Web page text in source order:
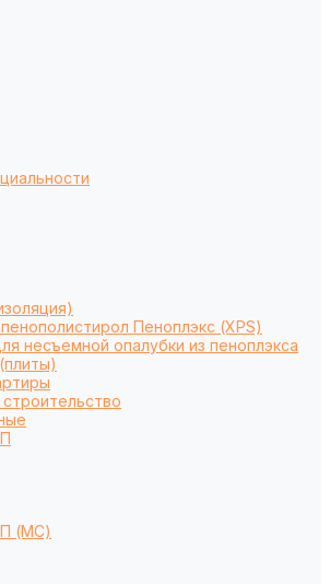
Пеноплэкс (XPS)
несъемной опалубки из пеноплэкса
(МС)